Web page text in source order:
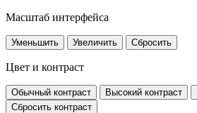
Масштаб интерфейса
Уменьшить Увеличить Сбросить
Цвет и контраст
Обычный контраст Высокий контраст
Сбросить контраст